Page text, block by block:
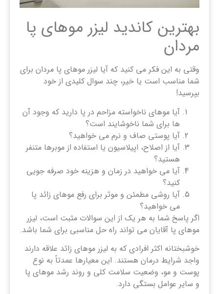
بهترین کاندید لیزر موهای پا
مردان
وقتی به این فکر می کنید که آیا لیزر موهای پا مردان برای
شما مناسب است یا خیر، چند سوال کلیدی از خود
بپرسید!
آیا موهای ناخواسته مزاحم در پا دارید که وجود آن
ها برای شما ناخوشایند است؟
آیا پوستی صاف و نرم می خواهید؟
آیا از اصلاح، اپیلاسیون یا استفاده از موبرها متنفر
هستید؟
آیا می خواهید در زمان و هزینه خود صرفه جویی
کنید؟
آیا روشی مطمئن و موثر برای رفع موهای زائد پا
می خواهید؟
اگر پاسخ شما به هر یک از این سوالات مثبت است، لیزر
موهای پا آقایان می تواند راه حل مناسبی برای شما باشد.
خوشبختانه اکثر افرادی که به لیزر موهای زائد علاقه دارند
واجد شرایط درمان هستند. این معیارها عمدتاً به نوع
پوست و مو، وضعیت سلامت کلی و روند رشد موهای پا
و سایر عوامل بستگی دارد.